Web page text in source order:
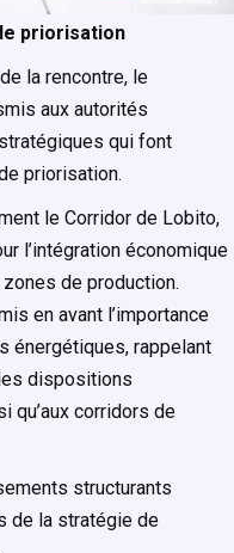
priorisation
la rencontre, le
aux autorités
qui font
priorisation.
le Corridor de Lobito,
l’intégration économique
de production.
en avant l’importance
énergétiques, rappelant
dispositions
qu’aux corridors de
structurants
de la stratégie de